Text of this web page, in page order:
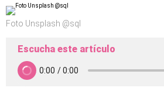
Foto Unsplash @sql
Escucha este artículo